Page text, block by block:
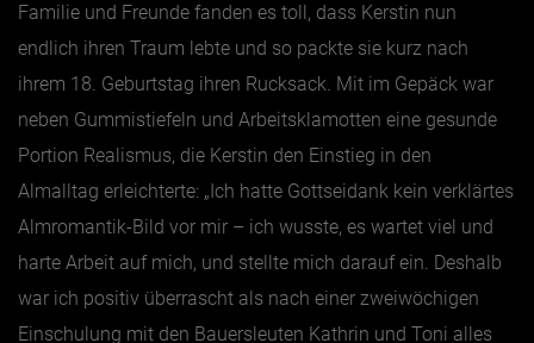
Familie und Freunde fanden es toll, dass Kerstin nun
endlich ihren Traum lebte und so packte sie kurz nach
ihrem 18. Geburtstag ihren Rucksack. Mit im Gepäck war
neben Gummistiefeln und Arbeitsklamotten eine gesunde
Portion Realismus, die Kerstin den Einstieg in den
Almalltag erleichterte: „Ich hatte Gottseidank kein verklärtes
Almromantik-Bild vor mir – ich wusste, es wartet viel und
harte Arbeit auf mich, und stellte mich darauf ein. Deshalb
war ich positiv überrascht als nach einer zweiwöchigen
Einschulung mit den Bauersleuten Kathrin und Toni alles